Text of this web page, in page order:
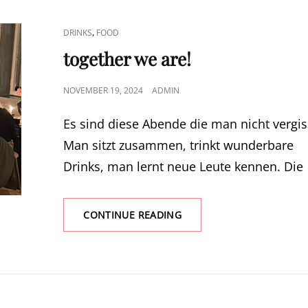
CAT
DRINKS, FOOD
together we are!
POSTED
NOVEMBER 19, 2024 ADMIN
Es sind diese Abende die man nicht
Man sitzt zusammen, trinkt wunderbare
Drinks, man lernt neue Leute kennen. Die
CONTINUE READINGTOGETHER
WE